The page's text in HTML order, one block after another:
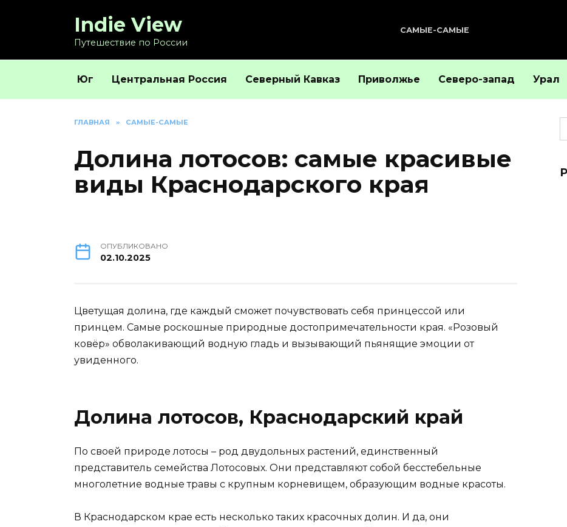
Indie View
Путешествие по России
САМЫЕ-САМЫЕ
Юг Центральная Россия Северный Кавказ Приволжье Северо-запад Урал
ГЛАВНАЯ » САМЫЕ-САМЫЕ
Долина лотосов: самые красивые
виды Краснодарского края
ОПУБЛИКОВАНО
02.10.2025
Цветущая долина, где каждый сможет почувствовать себя принцессой или
принцем. Самые роскошные природные достопримечательности края. «Розовый
ковёр» обволакивающий водную гладь и вызывающий пьянящие эмоции от
увиденного.
Долина лотосов, Краснодарский край
По своей природе лотосы – род двудольных растений, единственный
представитель семейства Лотосовых. Они представляют собой бесстебельные
многолетние водные травы с крупным корневищем, образующим водные красоты.
В Краснодарском крае есть несколько таких красочных долин. И да, они